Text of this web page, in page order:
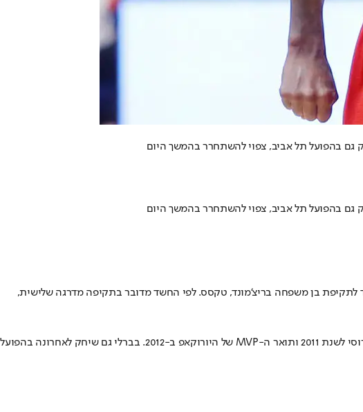
לתקיפת בן משפחה בריצ'מונד, טקסס. לפי החשד מדובר בתקיפה מדרגה שלישית,
הגארד נחשב לדמות מוכרת בליגה, ושיחק במהלך הקריירה בקבוצות רבות. מחוץ ל-NBA צבר הישגים משמעותיים, בהם זכייה בגביע הרוסי לשנת 2011 ותואר ה-MVP של היורוקאפ ב-2012. בברלי גם שיחק לאחרונה בהפועל